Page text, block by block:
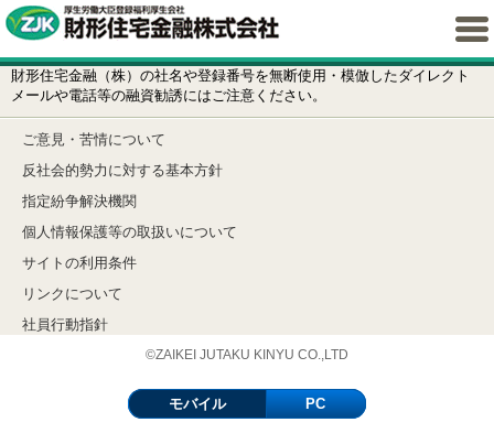
財形住宅金融（株）の社名や登録番号を無断使用・模倣したダイレクト
メールや電話等の融資勧誘にはご注意ください。
ご意見・苦情について
反社会的勢力に対する基本方針
指定紛争解決機関
個人情報保護等の取扱いについて
サイトの利用条件
リンクについて
社員行動指針
©ZAIKEI JUTAKU KINYU CO.,LTD
モバイル PC